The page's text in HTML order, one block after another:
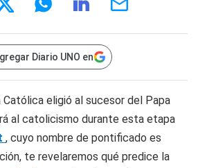
Diario UNO en
eligió al sucesor del Papa
al catolicismo durante esta etapa
, cuyo nombre de pontificado es
te revelaremos qué predice la